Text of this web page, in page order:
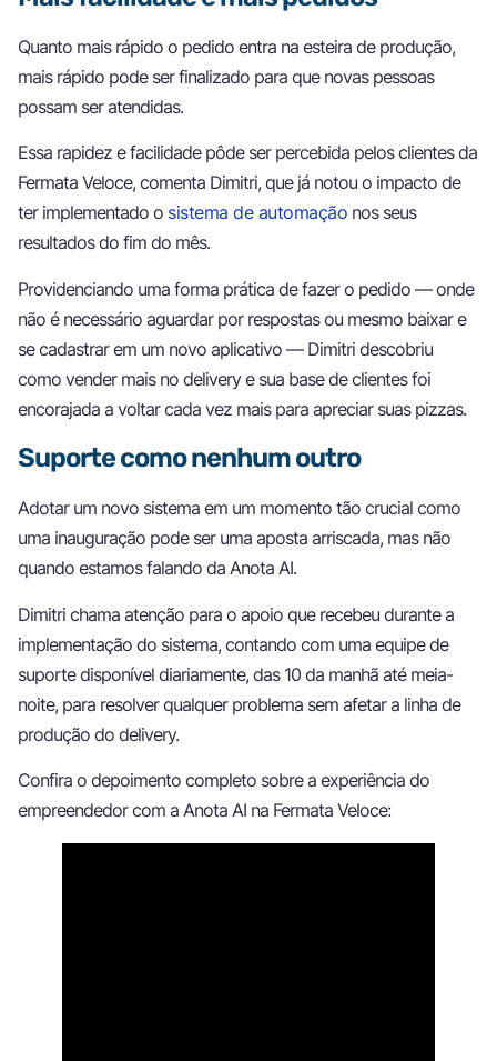
Quanto mais rápido o pedido entra na esteira de produção,
mais rápido pode ser finalizado para que novas pessoas
possam ser atendidas.
Essa rapidez e facilidade pôde ser percebida pelos clientes da
Fermata Veloce, comenta Dimitri, que já notou o impacto de
ter implementado o sistema de automação nos seus
resultados do fim do mês.
Providenciando uma forma prática de fazer o pedido — onde
não é necessário aguardar por respostas ou mesmo baixar e
se cadastrar em um novo aplicativo — Dimitri descobriu
como vender mais no delivery e sua base de clientes foi
encorajada a voltar cada vez mais para apreciar suas pizzas.
Suporte como nenhum outro
Adotar um novo sistema em um momento tão crucial como
uma inauguração pode ser uma aposta arriscada, mas não
quando estamos falando da Anota AI.
Dimitri chama atenção para o apoio que recebeu durante a
implementação do sistema, contando com uma equipe de
suporte disponível diariamente, das 10 da manhã até meia-
noite, para resolver qualquer problema sem afetar a linha de
produção do delivery.
Confira o depoimento completo sobre a experiência do
empreendedor com a Anota AI na Fermata Veloce: